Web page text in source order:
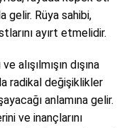
gelir. Rüya sahibi,
ayırt etmelidir.
alışılmışın dışına
radikal değişiklikler
anlamına gelir.
ve inançlarını